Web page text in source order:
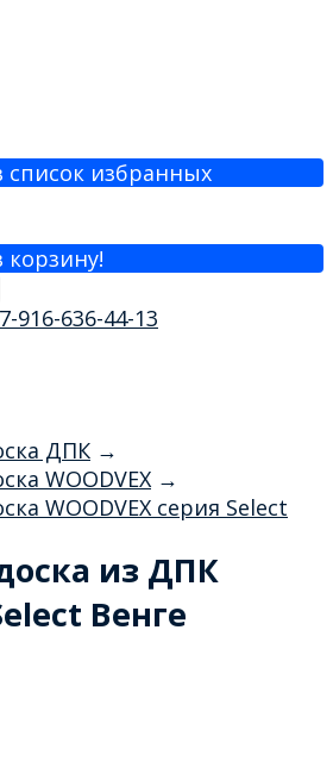
список избранных
корзину!
916-636-44-13
ДПК →
WOODVEX →
WOODVEX серия Select
из ДПК
Венге